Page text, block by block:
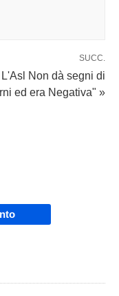
SUCC.
Non dà segni di
ed era Negativa" »